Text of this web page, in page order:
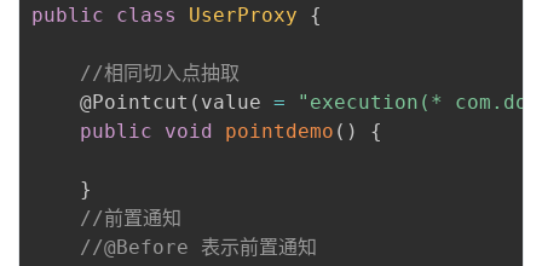
public
class UserProxy {
//相同切入点抽取
@Pointcut ( value =
"execution(*
public
void pointdemo ( ) {
}
//前置通知
//@Before 表示前置通知